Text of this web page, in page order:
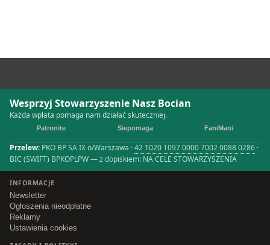
Wesprzyj Stowarzyszenie Nasz Bocian
Każda wpłata pomaga nam działać skuteczniej.
Patronite Siepomaga FaniMani
Przelew: PKO BP SA IX o/Warszawa ·42 1020 1097 0000 7002 0088 0286 ·
BIC (SWIFT) BPKOPLPW — z dopiskiem: NA CELE STOWARZYSZENIA
INFORMACJE
Newsletter
Ogłoszenia nieodpłatne
Reklamy
Ustawienia cookies